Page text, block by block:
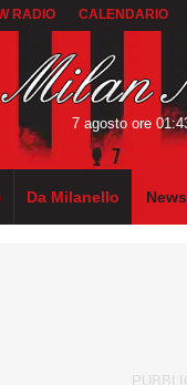
RADIO CALENDARIO
7 agosto ore
Da Milanello News